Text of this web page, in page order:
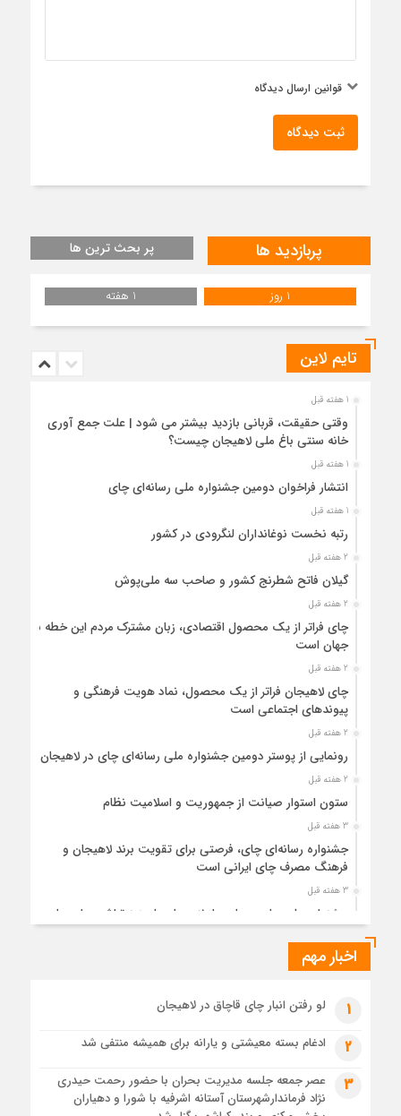
قوانین ارسال دیدگاه
ثبت دیدگاه
پربازدید ها پر بحث ترین ها
1 روز 1 هفته
تایم لاین
1 هفته قبل
وقتی حقیقت، قربانی بازدید بیشتر می شود | علت جمع آوری
خانه سنتی باغ ملی لاهیجان چیست؟
1 هفته قبل
انتشار فراخوان دومین جشنواره ملی رسانه‌ای چای
1 هفته قبل
رتبه نخست نوغانداران لنگرودی در کشور
2 هفته قبل
گیلان فاتح شطرنج کشور و صاحب سه ملی‌پوش
2 هفته قبل
چای فراتر از یک محصول اقتصادی، زبان مشترک مردم این خطه با
جهان است
2 هفته قبل
چای لاهیجان فراتر از یک محصول، نماد هویت فرهنگی و
پیوندهای اجتماعی است
2 هفته قبل
رونمایی از پوستر دومین جشنواره ملی رسانه‌ای چای در لاهیجان
2 هفته قبل
ستون استوار صیانت از جمهوریت و اسلامیت نظام
3 هفته قبل
جشنواره رسانه‌ای چای، فرصتی برای تقویت برند لاهیجان و
فرهنگ مصرف چای ایرانی است
3 هفته قبل
جشنواره ملی چای، حمایت از لاهیجان یا هزینه‌تراشی برای چای
3 هفته قبل
4 هفته قبل
رئوف
تصاویر هوایی مراسم تشییع پیکر مطهر آقای شهید ایران – مشهد
اخبار مهم
1 لو رفتن انبار چای قاچاق در لاهیجان
2 ادغام بسته معیشتی و یارانه برای همیشه منتفی شد
3
عصر جمعه جلسه مدیریت بحران با حضور رحمت حیدری
نژاد فرماندارشهرستان آستانه اشرفیه با شورا و دهیاران